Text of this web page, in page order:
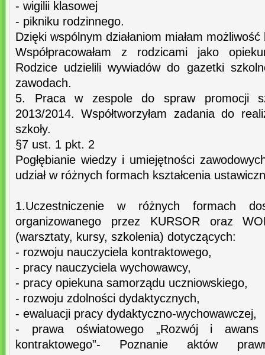
- wigilii klasowej
- pikniku rodzinnego.
Dzięki wspólnym działaniom miałam
Współpracowałam z rodzicami jako
Rodzice udzielili wywiadów do gazetki
zawodach.
5. Praca w zespole do spraw promocji
2013/2014. Współtworzyłam zadania do
szkoły.
§7 ust. 1 pkt. 2
Pogłębianie wiedzy i umiejętności
udział w różnych formach kształcenia
1.Uczestniczenie w różnych formach
organizowanego przez KURSOR oraz
(warsztaty, kursy, szkolenia) dotyczących:
- rozwoju nauczyciela kontraktowego,
- pracy nauczyciela wychowawcy,
- pracy opiekuna samorządu uczniowskiego,
- rozwoju zdolności dydaktycznych,
- ewaluacji pracy dydaktyczno-wychowawczej,
- prawa oświatowego „Rozwój i awans
kontraktowego”- Poznanie aktów